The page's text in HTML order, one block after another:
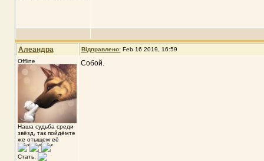
Алеандра Відправлено: Feb 16 2019, 16:59
Offline
Наша судьба среди
звёзд, так пойдёмте
же отыщем её
Стать:
Собой.